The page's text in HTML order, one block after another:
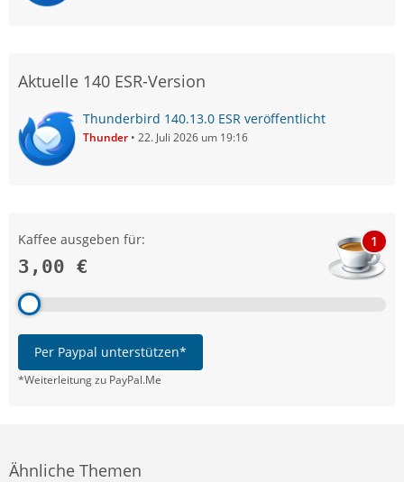
Aktuelle 140 ESR-Version
Thunderbird 140.13.0 ESR veröffentlicht
Thunder 22. Juli 2026 um 19:16
Kaffee ausgeben für:
3,00 €
1
Per Paypal unterstützen*
*Weiterleitung zu PayPal.Me
Ähnliche Themen